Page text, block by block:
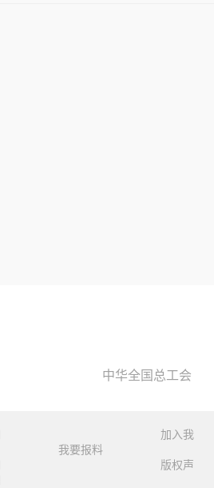
中华全国总工会
加入我
我要报料
版权声